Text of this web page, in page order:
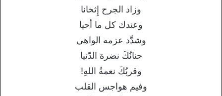
وزاد الجرح إِثخانا
وعندك كل ما أحيا
وشدَّد عزمه الواهي
حنانُكَ نضرة الدّنيا
وقربُكَ نعمةُ اللهِ!
وفيم هواجس القلب